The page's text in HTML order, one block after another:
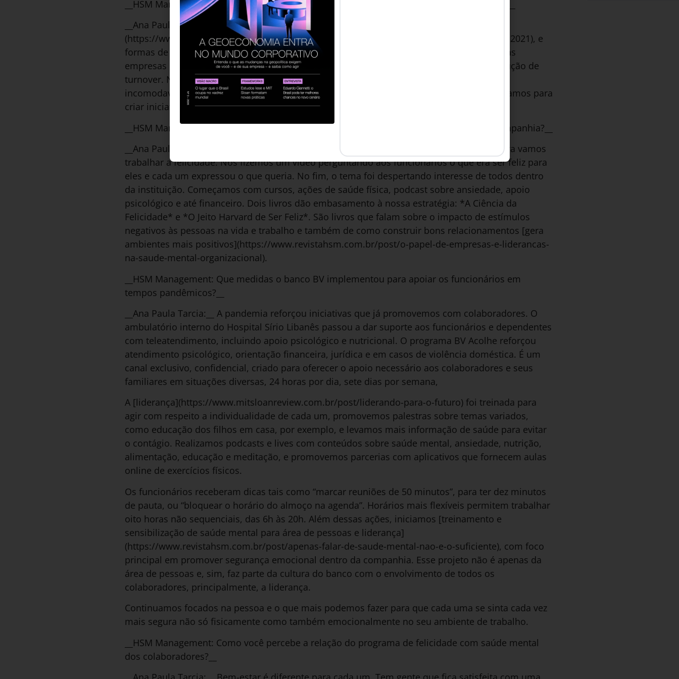
__HSM Management: O que motivou a criação de um programa de felicidade corporativa?__
__Ana Paula Tarcia:__ Acredito que não oferecer [flexibilidade]
(https://www.revistahsm.com.br/post/cinco-grandes-dilemas-que-o-rh-deve-enfrentar-em-2021), e
formas de equilíbrio entre vida pessoal e profissional e ações de bem-estar, faz com que as
empresas não sejam competitivas, em termos de atração dos melhores talentos e na redução de
turnover. Nós ouvimos nossos colaboradores e eles dividiram conosco os temas que os
incomodavam no dia a dia e que impactavam na sua felicidade. Diante disso, nos mobilizamos para
criar iniciativas para tornar aquela situação mais leve.
__HSM Management: Quais foram os desafios para a implementação do programa na companhia?__
__Ana Paula Tarcia:__ Não se ensina felicidade. Não teria efeito algum se eu dissesse: agora vamos
trabalhar a felicidade. Nós fizemos um vídeo perguntando aos funcionários o que era ser feliz para
eles e cada um expressou o que queria. No fim, o tema foi despertando interesse de todos dentro
da instituição. Começamos com cursos, ações de saúde física, podcast sobre ansiedade, apoio
psicológico e até financeiro. Dois livros dão embasamento à nossa estratégia: *A Ciência da
Felicidade* e *O Jeito Harvard de Ser Feliz*. São livros que falam sobre o impacto de estímulos
negativos às pessoas na vida e trabalho e também de como construir bons relacionamentos [gera
ambientes mais positivos](https://www.revistahsm.com.br/post/o-papel-de-empresas-e-liderancas-
na-saude-mental-organizacional).
__HSM Management: Que medidas o banco BV implementou para apoiar os funcionários em
tempos pandêmicos?__
__Ana Paula Tarcia:__ A pandemia reforçou iniciativas que já promovemos com colaboradores. O
ambulatório interno do Hospital Sírio Libanês passou a dar suporte aos funcionários e dependentes
com teleatendimento, incluindo apoio psicológico e nutricional. O programa BV Acolhe reforçou
atendimento psicológico, orientação financeira, jurídica e em casos de violência doméstica. É um
canal exclusivo, confidencial, criado para oferecer o apoio necessário aos colaboradores e seus
familiares em situações diversas, 24 horas por dia, sete dias por semana,
A [liderança](https://www.mitsloanreview.com.br/post/liderando-para-o-futuro) foi treinada para
agir com respeito a individualidade de cada um, promovemos palestras sobre temas variados,
como educação dos filhos em casa, por exemplo, e levamos mais informação de saúde para evitar
o contágio. Realizamos podcasts e lives com conteúdos sobre saúde mental, ansiedade, nutrição,
alimentação, educação e meditação, e promovemos parcerias com aplicativos que fornecem aulas
online de exercícios físicos.
Os funcionários receberam dicas tais como “marcar reuniões de 50 minutos”, para ter dez minutos
de pauta, ou “bloquear o horário do almoço na agenda”. Horários mais flexíveis permitem trabalhar
oito horas não sequenciais, das 6h às 20h. Além dessas ações, iniciamos [treinamento e
sensibilização de saúde mental para área de pessoas e liderança]
(https://www.revistahsm.com.br/post/apenas-falar-de-saude-mental-nao-e-o-suficiente), com foco
principal em promover segurança emocional dentro da companhia. Esse projeto não é apenas da
área de pessoas e, sim, faz parte da cultura do banco com o envolvimento de todos os
colaboradores, principalmente, a liderança.
Continuamos focados na pessoa e o que mais podemos fazer para que cada uma se sinta cada vez
mais segura não só fisicamente como também emocionalmente no seu ambiente de trabalho.
__HSM Management: Como você percebe a relação do programa de felicidade com saúde mental
dos colaboradores?__